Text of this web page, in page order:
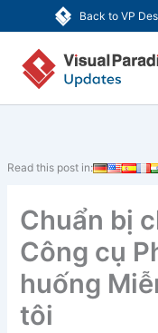
Back to VP
tới
dung
Read this post in:
Chuẩn bị
Công cụ
huống
tôi